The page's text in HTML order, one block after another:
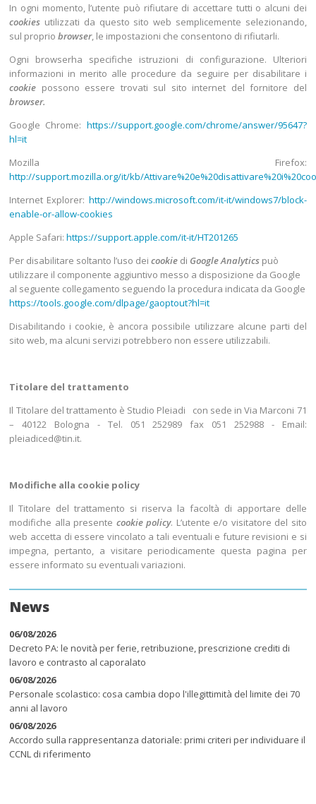
In ogni momento, l’utente può rifiutare di accettare tutti o alcuni dei
cookies utilizzati da questo sito web semplicemente selezionando,
sul propriobrowser, le impostazioni che consentono di rifiutarli.
Ogni browserha specifiche istruzioni di configurazione. Ulteriori
informazioni in merito alle procedure da seguire per disabilitare i
cookie possono essere trovati sul sito internet del fornitore del
browser.
Google Chrome: https://support.google.com/chrome/answer/95647?
hl=it
Mozilla Firefox:
http://support.mozilla.org/it/kb/
Internet Explorer: http://windows.microsoft.com/it-it/windows7/block-
enable-or-allow-cookies
Apple Safari:https://support.apple.com/it-it/HT201265
Per disabilitare soltanto l’uso deicookie di Google Analytics può
utilizzare il componente aggiuntivo messo a disposizione da Google
al seguente collegamento seguendo la procedura indicata da Google
https://tools.google.com/dlpage/gaoptout?hl=it
Disabilitando i cookie, è ancora possibile utilizzare alcune parti del
sito web, ma alcuni servizi potrebbero non essere utilizzabili.
Titolare del trattamento
Il Titolare del trattamento è Studio Pleiadi con sede in Via Marconi 71
– 40122 Bologna - Tel. 051 252989 fax 051 252988 - Email:
pleiadiced@tin.it.
Modifiche alla cookie policy
Il Titolare del trattamento si riserva la facoltà di apportare delle
modifiche alla presente cookie policy. L’utente e/o visitatore del sito
web accetta di essere vincolato a tali eventuali e future revisioni e si
impegna, pertanto, a visitare periodicamente questa pagina per
essere informato su eventuali variazioni.
News
06/08/2026
Decreto PA: le novità per ferie, retribuzione, prescrizione crediti di
lavoro e contrasto al caporalato
06/08/2026
Personale scolastico: cosa cambia dopo l'illegittimità del limite dei 70
anni al lavoro
06/08/2026
Accordo sulla rappresentanza datoriale: primi criteri per individuare il
CCNL di riferimento